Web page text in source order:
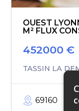
OUEST
M² FLUX
452000 €
TASSIN LA
69160